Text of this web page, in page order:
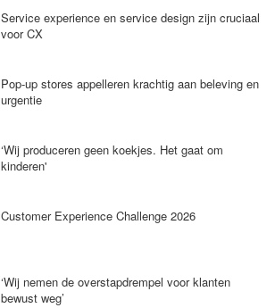
Service experience en service design zijn cruciaal
voor CX
Pop-up stores appelleren krachtig aan beleving en
urgentie
‘Wij produceren geen koekjes. Het gaat om
kinderen'
Customer Experience Challenge 2026
‘Wij nemen de overstapdrempel voor klanten
bewust weg’